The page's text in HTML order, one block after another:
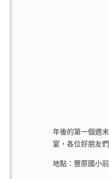
年後的第一個週
宴，各位好朋友
地點：豐原國小前